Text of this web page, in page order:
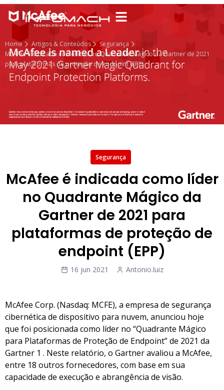
Home Artigos & Conteúdos
Segurança
McAfee é indicada como líder no Quadrante Mágico da Gartner de 2021
para plataformas de proteção de endpoint (EPP)
Segurança
McAfee é indicada como líder
no Quadrante Mágico da
Gartner de 2021 para
plataformas de proteção de
endpoint (EPP)
16 jun 2021 Antonio.luiz
McAfee Corp. (Nasdaq: MCFE), a empresa de segurança
cibernética de dispositivo para nuvem, anunciou hoje
que foi posicionada como líder no “Quadrante Mágico
para Plataformas de Proteção de Endpoint” de 2021 da
Gartner 1 . Neste relatório, o Gartner avaliou a McAfee,
entre 18 outros fornecedores, com base em sua
capacidade de execução e abrangência de visão.